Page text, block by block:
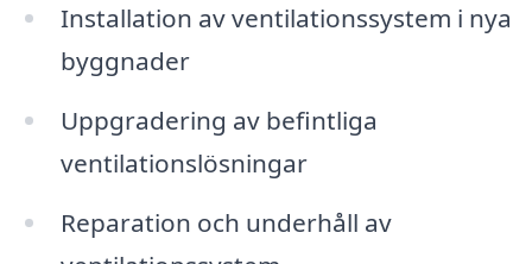
Installation av ventilationssystem i nya
byggnader
Uppgradering av befintliga
ventilationslösningar
Reparation och underhåll av